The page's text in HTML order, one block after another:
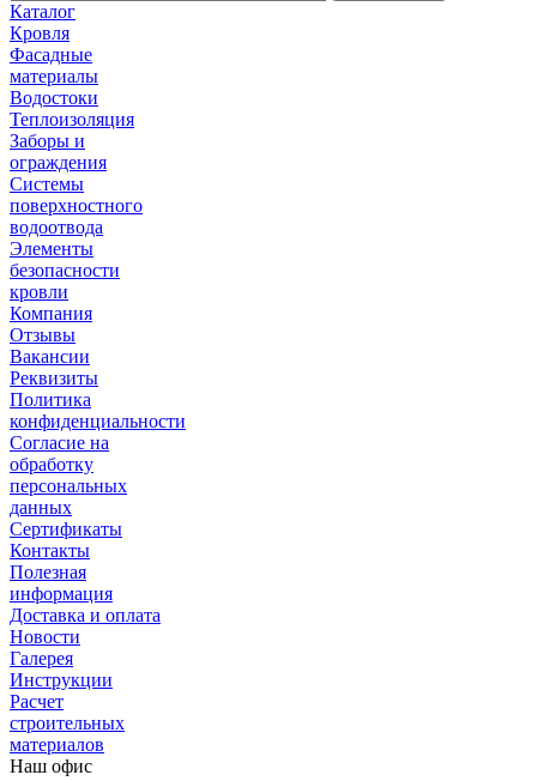
Каталог
Кровля
Фасадные
материалы
Водостоки
Теплоизоляция
Заборы и
ограждения
Системы
поверхностного
водоотвода
Элементы
безопасности
кровли
Компания
Отзывы
Вакансии
Реквизиты
Политика
конфиденциальности
Согласие на
обработку
персональных
данных
Сертификаты
Контакты
Полезная
информация
Доставка и оплата
Новости
Галерея
Инструкции
Расчет
строительных
материалов
Наш офис